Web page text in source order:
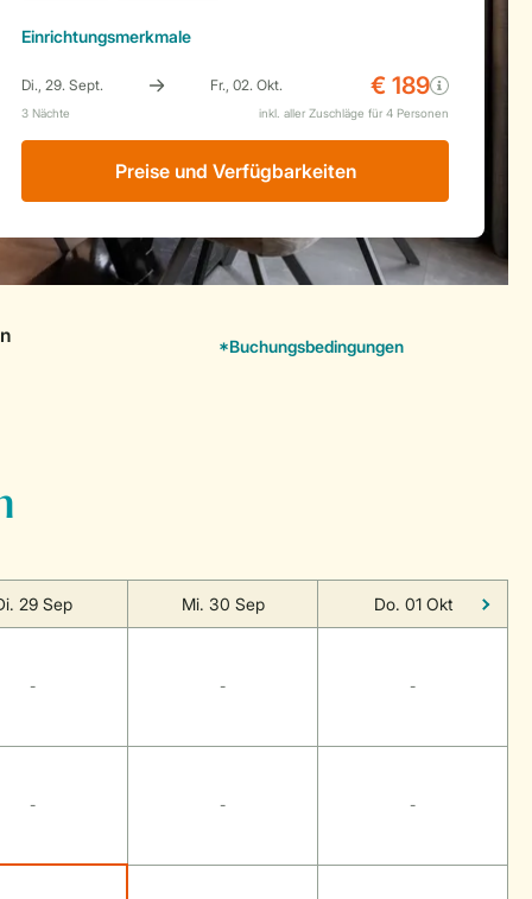
Einrichtungsmerkmale
Preise und Verfügbarkeiten
29 Sep Mi. 30 Sep Do. 01 Okt
- - -
- - -